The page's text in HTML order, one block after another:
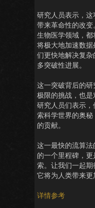
研究人员表示，
带来革命性的改
生物医学领域，
将极大地加速数
们更快地解决复
多突破性进展。
这一突破背后的
极限的挑战，也是
研究人员们表示
索科学世界的奥
的贡献。
这一最快的流算
的一个里程碑，
索。让我们一起
它将为人类带来更
详情参考